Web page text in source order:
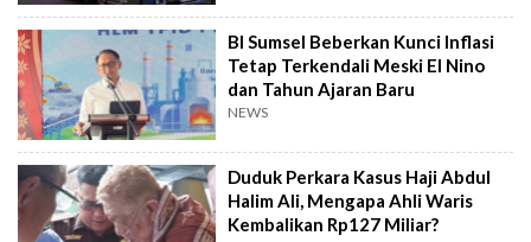
BI Sumsel Beberkan Kunci Inflasi
Tetap Terkendali Meski El Nino
dan Tahun Ajaran Baru
NEWS
Duduk Perkara Kasus Haji Abdul
Halim Ali, Mengapa Ahli Waris
Kembalikan Rp127 Miliar?